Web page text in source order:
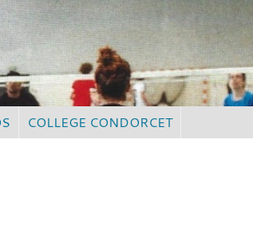
COLLEGE CONDORCET